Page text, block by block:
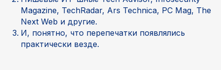
Magazine, TechRadar, Ars Technica, PC Mag, The
Next Web и другие.
И, понятно, что перепечатки появлялись
практически везде.